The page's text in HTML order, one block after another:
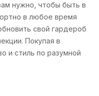
нужно, чтобы быть в
в любое время
свой гардероб
Покупая в
и стиль по разумной